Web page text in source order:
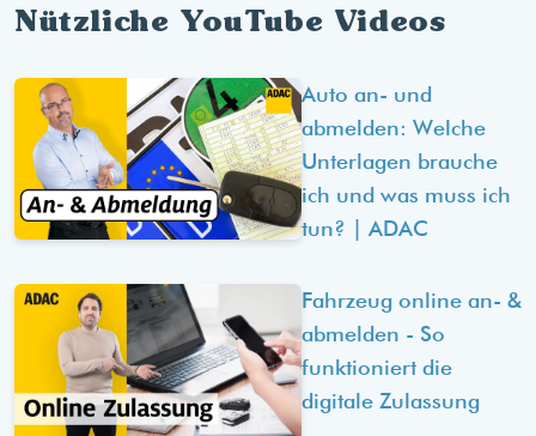
Nützliche YouTube Videos
Auto an- und
abmelden: Welche
Unterlagen brauche
ich und was muss ich
tun? | ADAC
Fahrzeug online an- &
abmelden - So
funktioniert die
digitale Zulassung